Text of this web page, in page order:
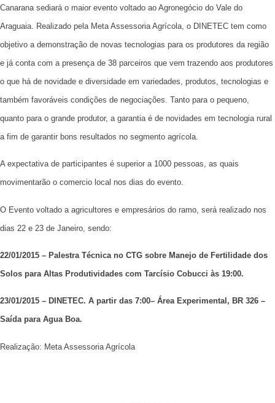
Canarana sediará o maior evento voltado ao Agronegócio do Vale do
Araguaia. Realizado pela Meta Assessoria Agrícola, o DINETEC tem como
objetivo a demonstração de novas tecnologias para os produtores da região
e já conta com a presença de 38 parceiros que vem trazendo aos produtores
o que há de novidade e diversidade em variedades, produtos, tecnologias e
também favoráveis condições de negociações. Tanto para o pequeno,
quanto para o grande produtor, a garantia é de novidades em tecnologia rural
a fim de garantir bons resultados no segmento agrícola.
A expectativa de participantes é superior a 1000 pessoas, as quais
movimentarão o comercio local nos dias do evento.
O Evento voltado a agricultores e empresários do ramo, será realizado nos
dias 22 e 23 de Janeiro, sendo:
22/01/2015 – Palestra Técnica no CTG sobre Manejo de Fertilidade dos
Solos para Altas Produtividades com Tarcísio Cobucci às 19:00.
23/01/2015 – DINETEC. A partir das 7:00– Área Experimental, BR 326 –
Saída para Agua Boa.
Realização: Meta Assessoria Agrícola